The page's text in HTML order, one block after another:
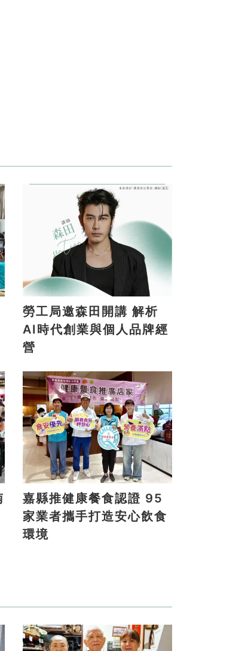
勞工局邀森田開講 解析
AI時代創業與個人品牌經
營
嘉縣推健康餐食認證 95
家業者攜手打造安心飲食
環境